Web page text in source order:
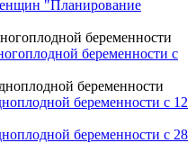
"Планирование
беременности
беременности с
беременности
беременности с 12
беременности с 28